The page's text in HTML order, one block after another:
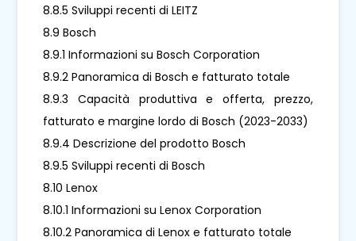
8.8.5 Sviluppi recenti di LEITZ
8.9 Bosch
8.9.1 Informazioni su Bosch Corporation
8.9.2 Panoramica di Bosch e fatturato totale
8.9.3 Capacità produttiva e offerta, prezzo,
fatturato e margine lordo di Bosch (2023-2033)
8.9.4 Descrizione del prodotto Bosch
8.9.5 Sviluppi recenti di Bosch
8.10 Lenox
8.10.1 Informazioni su Lenox Corporation
8.10.2 Panoramica di Lenox e fatturato totale